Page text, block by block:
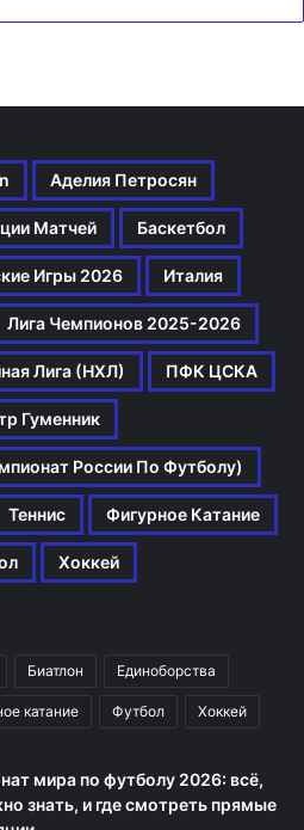
Аделия Петросян
Матчей Баскетбол
Игры 2026 Италия
Лига Чемпионов 2025-2026
Лига (НХЛ) ПФК ЦСКА
Гуменник
России По Футболу)
Теннис Фигурное Катание
Хоккей
Биатлон Единоборства
катание Футбол Хоккей
мира по футболу 2026: всё,
знать, и где смотреть прямые